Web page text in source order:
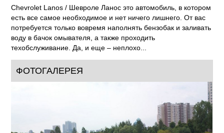
Chevrolet Lanos / Шевроле Ланос это автомобиль, в котором
есть все самое необходимое и нет ничего лишнего. От вас
потребуется только вовремя наполнять бензобак и заливать
воду в бачок омывателя, а также проходить
техобслуживание. Да, и еще – неплохо...
ФОТОГАЛЕРЕЯ